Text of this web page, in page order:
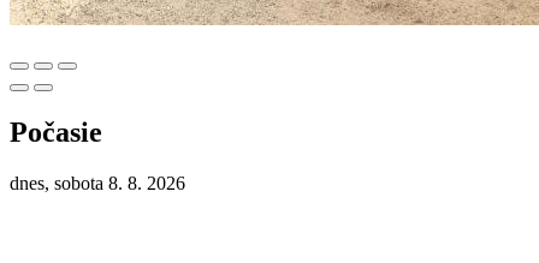
Počasie
dnes, sobota 8. 8. 2026